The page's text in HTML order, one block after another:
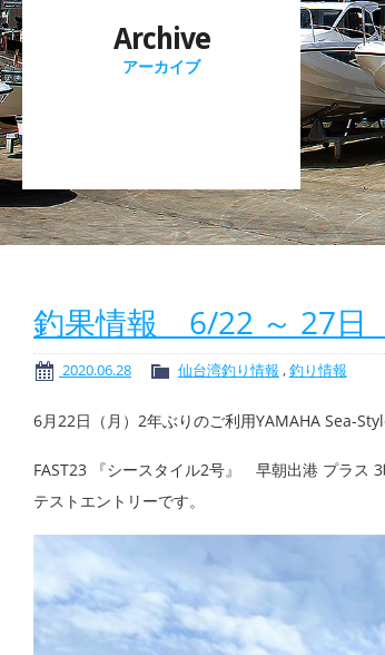
Archive
アーカイブ
釣果情報 6/22 ～ 27日
2020.06.28 仙台湾釣り情報 ,釣り情報
6月22日（月）2年ぶりのご利用YAMAHA Sea-
FAST23 『シースタイル2号』 早朝出港 プラス
テストエントリーです。